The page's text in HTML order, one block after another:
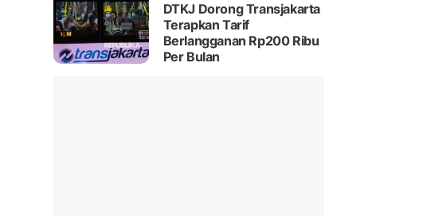
DTKJ Dorong Transjakarta
Terapkan Tarif
Berlangganan Rp200 Ribu
Per Bulan